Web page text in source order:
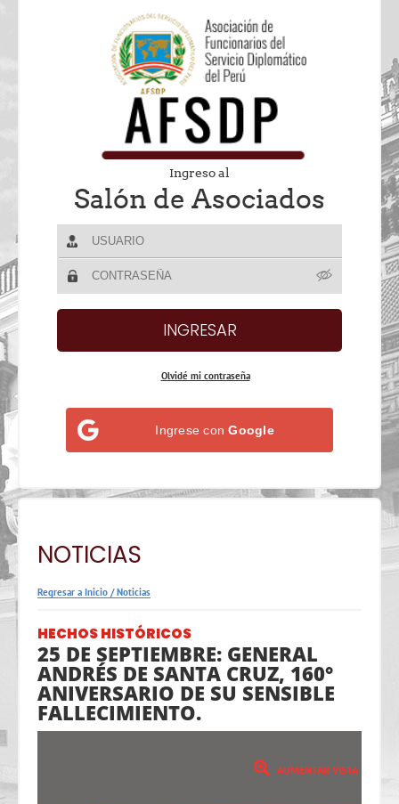
Ingreso al
Salón de Asociados
Olvidé mi contraseña
Ingrese conGoogle
NOTICIAS
Regresar a Inicio /Noticias
HECHOS HISTÓRICOS
25 DE SEPTIEMBRE: GENERAL
ANDRÉS DE SANTA CRUZ, 160°
ANIVERSARIO DE SU SENSIBLE
FALLECIMIENTO.